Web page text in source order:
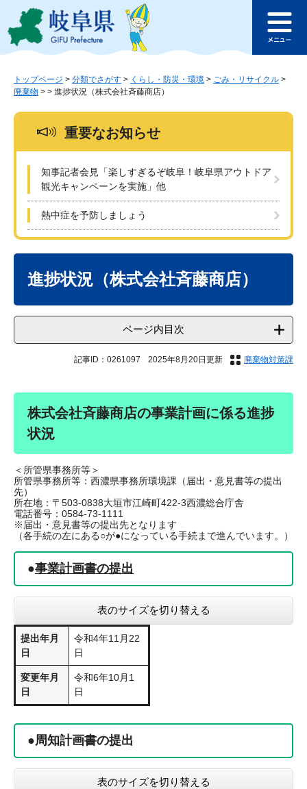
ジ
ュ
このページの本文へ
ュ
トップページ > 分類でさがす > くらし・防災・環境 > ごみ・リサイクル >
廃棄物 > > 進捗状況（株式会社斉藤商店）
重要なお知らせ
知事記者会見「楽しすぎるぞ岐阜！岐阜県アウトドア
観光キャンペーンを実施」他
熱中症を予防しましょう
進捗状況（株式会社斉藤商店）
ページ内目次
記事ID：0261097 2025年8月20日更新 廃棄物対策課
株式会社斉藤商店の事業計画に係る進捗
状況
＜所管県事務所等＞
所管県事務所等：西濃県事務所環境課（届出・意見書等の提出
先）
所在地：〒503-0838大垣市江崎町422-3西濃総合庁舎
電話番号：0584-73-1111
※届出・意見書等の提出先となります
（各手続の左にある○が●になっている手続まで進んでいます。）
●事業計画書の提出
表のサイズを切り替える
提出年月
日
令和4年11月22
日
変更年月
日
令和6年10月1
日
●周知計画書の提出
表のサイズを切り替える